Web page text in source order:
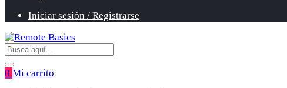
Iniciar sesión / Registrarse
0 Mi carrito